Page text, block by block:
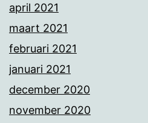
april 2021
maart 2021
februari 2021
januari 2021
december 2020
november 2020